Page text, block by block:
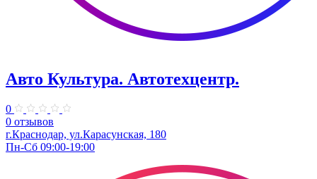
Авто Культура. ​Автотехцентр.
0
0 отзывов
​г.Краснодар, ул.Карасунская, 180
Пн-Сб 09:00-19:00